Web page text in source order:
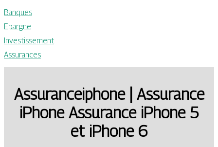
Banques
Epargne
Investissement
Assurances
As­suranceip­ho­ne | Assurance
iPhone Assurance iPhone 5
et iPhone 6